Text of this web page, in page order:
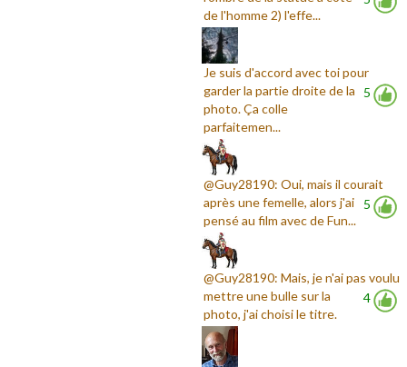
de l'homme 2) l'effe...
5
Je suis d'accord avec toi pour
garder la partie droite de la
photo. Ça colle
parfaitemen...
5
@Guy28190: Oui, mais il courait
après une femelle, alors j'ai
pensé au film avec de Fun...
4
@Guy28190: Mais, je n'ai pas voulu
mettre une bulle sur la
photo, j'ai choisi le titre.